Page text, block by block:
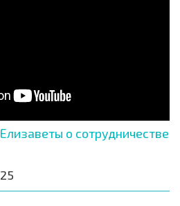
о сотрудничестве